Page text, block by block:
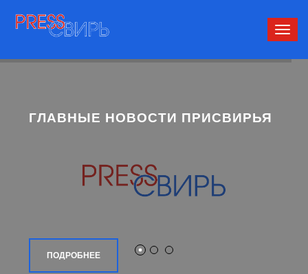
ГЛАВНЫЕ НОВОСТИ ПРИСВИРЬЯ
ПОДРОБНЕЕ